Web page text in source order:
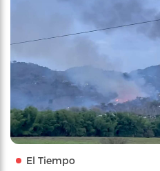
El Tiempo